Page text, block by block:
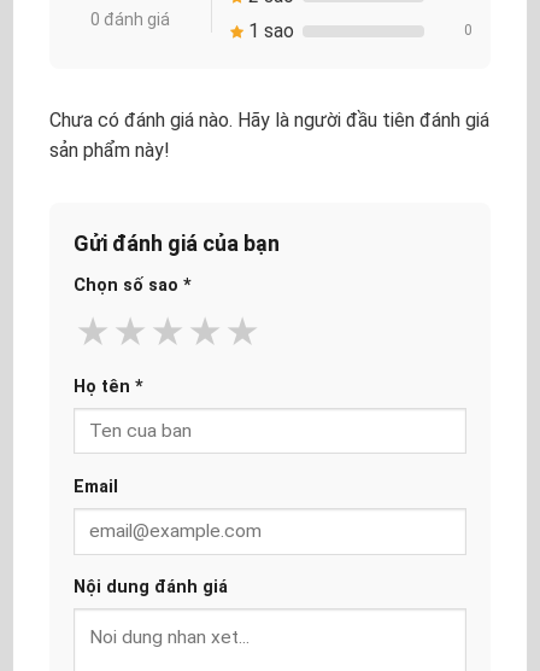
0 đánh giá 1 sao 0
Chưa có đánh giá nào. Hãy là người đầu tiên đánh giá
sản phẩm này!
Gửi đánh giá của bạn
Chọn số sao *
★
★
★
★
★
Họ tên *
Email
Nội dung đánh giá